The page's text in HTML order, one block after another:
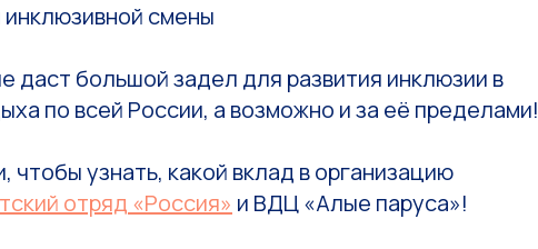
смены
даст большой задел для развития инклюзии в
по всей России, а возможно и за её пределами!
узнать, какой вклад в организацию
отряд «Россия» и ВДЦ «Алые паруса»!